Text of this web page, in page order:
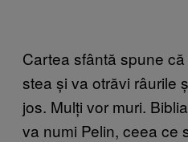
Cartea sfântă spune
stea și va otrăvi râurile
jos. Mulți vor muri.
va numi Pelin, ceea ce